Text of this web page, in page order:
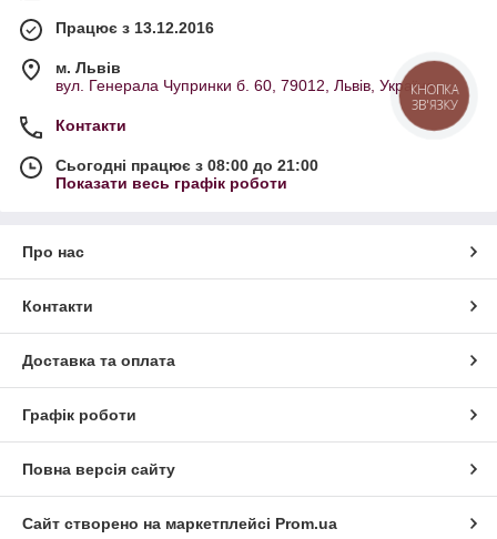
Працює з 13.12.2016
м. Львів
вул. Генерала Чупринки б. 60, 79012, Львів, Україна
Контакти
Сьогодні працює з 08:00 до 21:00
Показати весь графік роботи
Про нас
Контакти
Доставка та оплата
Графік роботи
Повна версія сайту
Сайт створено на маркетплейсі Prom.ua
КНОПКА
ЗВ'ЯЗКУ